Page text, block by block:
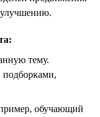
тему.
обучающий